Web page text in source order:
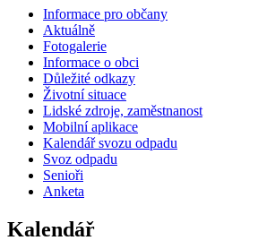
Informace pro občany
Aktuálně
Fotogalerie
Informace o obci
Důležité odkazy
Životní situace
Lidské zdroje, zaměstnanost
Mobilní aplikace
Kalendář svozu odpadu
Svoz odpadu
Senioři
Anketa
Kalendář